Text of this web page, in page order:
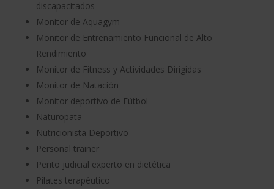
discapacitados
Monitor de Aquagym
Monitor de Entrenamiento Funcional de Alto
Rendimiento
Monitor de Fitness y Actividades Dirigidas
Monitor de Natación
Monitor deportivo de Fútbol
Naturopata
Nutricionista Deportivo
Personal trainer
Perito judicial experto en dietética
Pilates terapéutico